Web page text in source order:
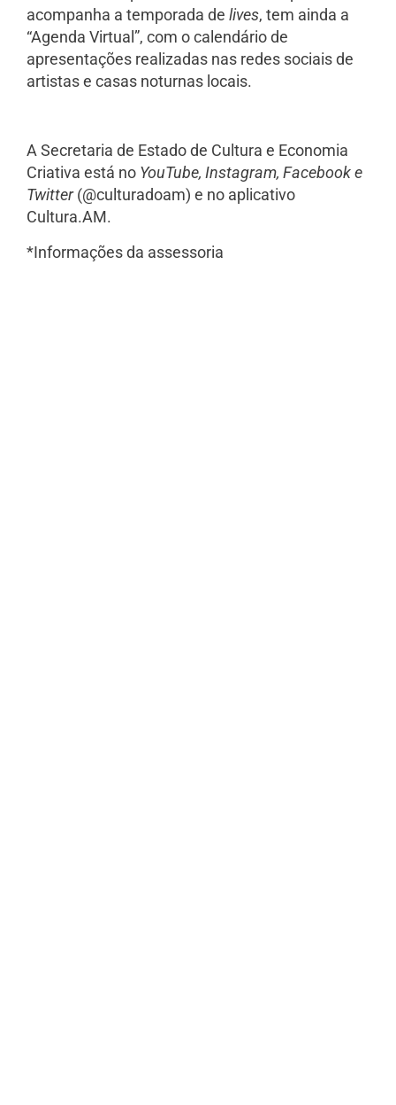
acompanha a temporada de lives, tem ainda a
“Agenda Virtual”, com o calendário de
apresentações realizadas nas redes sociais de
artistas e casas noturnas locais.
A Secretaria de Estado de Cultura e Economia
Criativa está no YouTube, Instagram, Facebook e
Twitter(@culturadoam) e no aplicativo
Cultura.AM.
*Informações da assessoria